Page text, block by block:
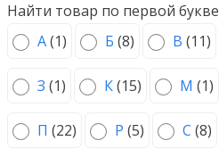
Найти товар по первой букве
А(1) Б (8) В (11)
З (1) К(15) М (1)
П (22) Р (5) С (8)